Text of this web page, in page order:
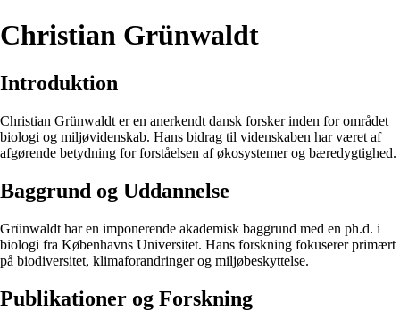
Christian Grünwaldt
Introduktion
Christian Grünwaldt er en anerkendt dansk forsker inden for området
biologi og miljøvidenskab. Hans bidrag til videnskaben har været af
afgørende betydning for forståelsen af økosystemer og bæredygtighed.
Baggrund og Uddannelse
Grünwaldt har en imponerende akademisk baggrund med en ph.d. i
biologi fra Københavns Universitet. Hans forskning fokuserer primært
på biodiversitet, klimaforandringer og miljøbeskyttelse.
Publikationer og Forskning